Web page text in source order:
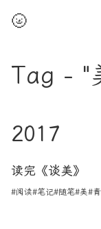
🌝
Tag - "
2017
读完《谈美》
#阅读#笔记#随笔#美#